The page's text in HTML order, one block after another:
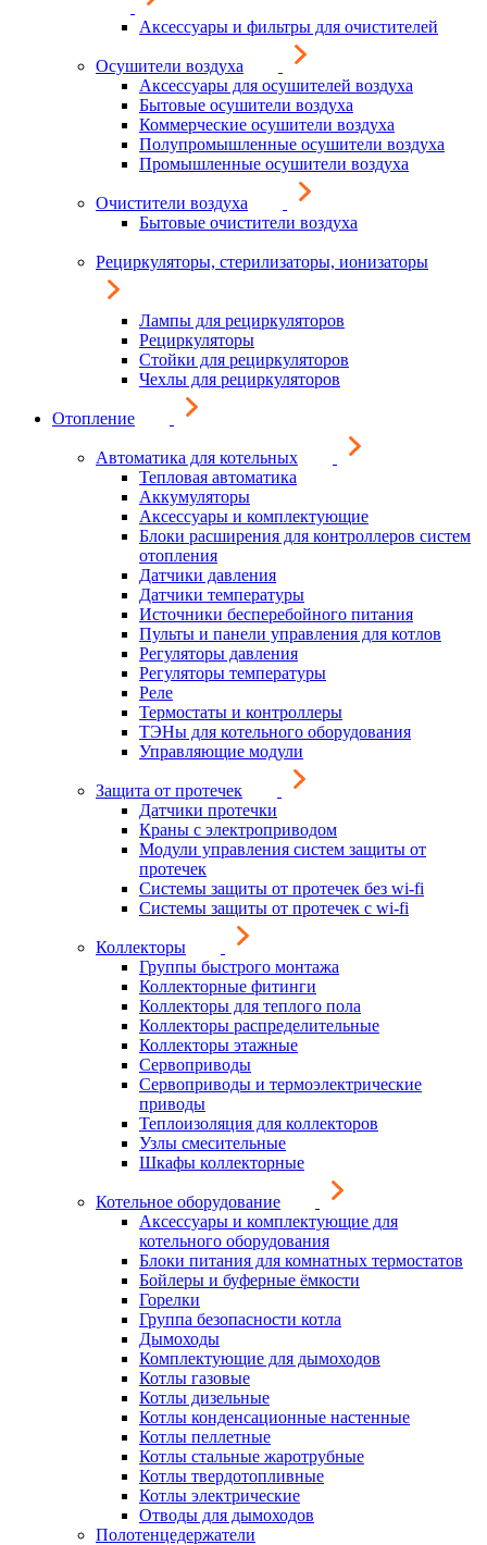
Аксессуары и фильтры для очистителей
Осушители воздуха
Аксессуары для осушителей воздуха
Бытовые осушители воздуха
Коммерческие осушители воздуха
Полупромышленные осушители воздуха
Промышленные осушители воздуха
Очистители воздуха
Бытовые очистители воздуха
Рециркуляторы, стерилизаторы, ионизаторы
Лампы для рециркуляторов
Рециркуляторы
Стойки для рециркуляторов
Чехлы для рециркуляторов
Отопление
Автоматика для котельных
Тепловая автоматика
Аккумуляторы
Аксессуары и комплектующие
Блоки расширения для контроллеров систем
отопления
Датчики давления
Датчики температуры
Источники бесперебойного питания
Пульты и панели управления для котлов
Регуляторы давления
Регуляторы температуры
Реле
Термостаты и контроллеры
ТЭНы для котельного оборудования
Управляющие модули
Защита от протечек
Датчики протечки
Краны с электроприводом
Модули управления систем защиты от
протечек
Системы защиты от протечек без wi-fi
Системы защиты от протечек с wi-fi
Коллекторы
Группы быстрого монтажа
Коллекторные фитинги
Коллекторы для теплого пола
Коллекторы распределительные
Коллекторы этажные
Сервоприводы
Сервоприводы и термоэлектрические
приводы
Теплоизоляция для коллекторов
Узлы смесительные
Шкафы коллекторные
Котельное оборудование
Аксессуары и комплектующие для
котельного оборудования
Блоки питания для комнатных термостатов
Бойлеры и буферные ёмкости
Горелки
Группа безопасности котла
Дымоходы
Комплектующие для дымоходов
Котлы газовые
Котлы дизельные
Котлы конденсационные настенные
Котлы пеллетные
Котлы стальные жаротрубные
Котлы твердотопливные
Котлы электрические
Отводы для дымоходов
Полотенцедержатели